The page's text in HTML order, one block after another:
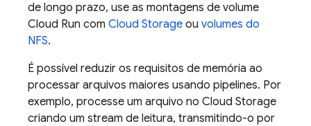
de longo prazo, use as montagens de volume
Cloud Run com Cloud Storage ou volumes do
NFS.
É possível reduzir os requisitos de memória ao
processar arquivos maiores usando pipelines. Por
exemplo, processe um arquivo no Cloud Storage
criando um stream de leitura, transmitindo-o por